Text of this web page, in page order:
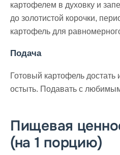
картофелем в духовку и
до золотистой корочки,
картофель для
Подача
Готовый картофель достать
остыть. Подавать с
Пищевая
(на 1 порцию)